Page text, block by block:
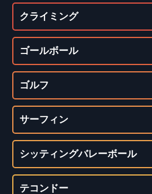
クライミング
ゴールボール
ゴルフ
サーフィン
シッティングバレーボール
テコンドー